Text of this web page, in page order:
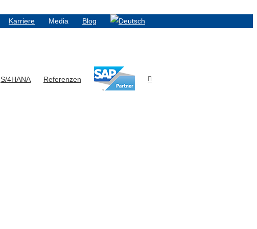
Karriere Media Blog
S/4HANA Referenzen